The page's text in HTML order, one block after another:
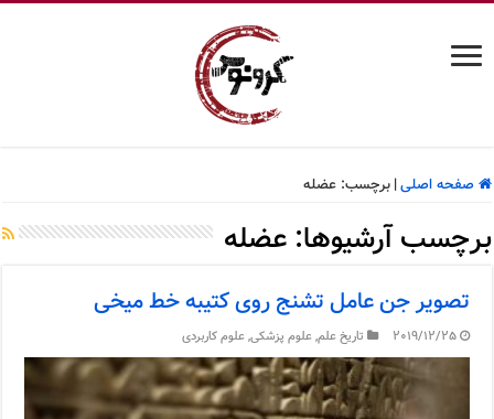
صفحه اصلی| برچسب:عضله
برچسب آرشیوها:عضله
تصویر جن عامل تشنج روی کتیبه خط میخی
2019/12/25 تاریخ علم,علوم پزشکی,علوم کاربردی